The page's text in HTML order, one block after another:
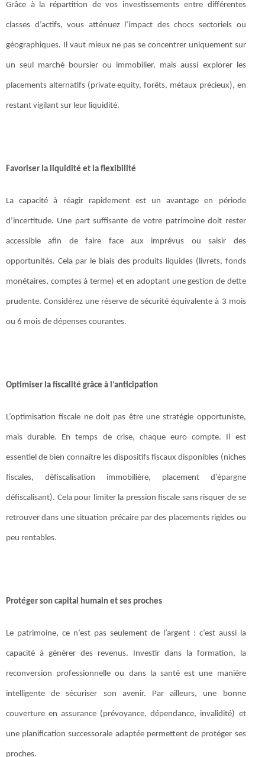
Grâce à la répartition de vos investissements entre différentes
classes d’actifs, vous atténuez l’impact des chocs sectoriels ou
géographiques. Il vaut mieux ne pas se concentrer uniquement sur
un seul marché boursier ou immobilier, mais aussi explorer les
placements alternatifs (private equity, forêts, métaux précieux), en
restant vigilant sur leur liquidité.
Favoriser la liquidité et la flexibilité
La capacité à réagir rapidement est un avantage en période
d’incertitude. Une part suffisante de votre patrimoine doit rester
accessible afin de faire face aux imprévus ou saisir des
opportunités. Cela par le biais des produits liquides (livrets, fonds
monétaires, comptes à terme) et en adoptant une gestion de dette
prudente. Considérez une réserve de sécurité équivalente à 3 mois
ou 6 mois de dépenses courantes.
Optimiser la fiscalité grâce à l’anticipation
L’optimisation fiscale ne doit pas être une stratégie opportuniste,
mais durable. En temps de crise, chaque euro compte. Il est
essentiel de bien connaître les dispositifs fiscaux disponibles (niches
fiscales, défiscalisation immobilière, placement d’épargne
défiscalisant). Cela pour limiter la pression fiscale sans risquer de se
retrouver dans une situation précaire par des placements rigides ou
peu rentables.
Protéger son capital humain et ses proches
Le patrimoine, ce n’est pas seulement de l’argent : c’est aussi la
capacité à générer des revenus. Investir dans la formation, la
reconversion professionnelle ou dans la santé est une manière
intelligente de sécuriser son avenir. Par ailleurs, une bonne
couverture en assurance (prévoyance, dépendance, invalidité) et
une planification successorale adaptée permettent de protéger ses
proches.